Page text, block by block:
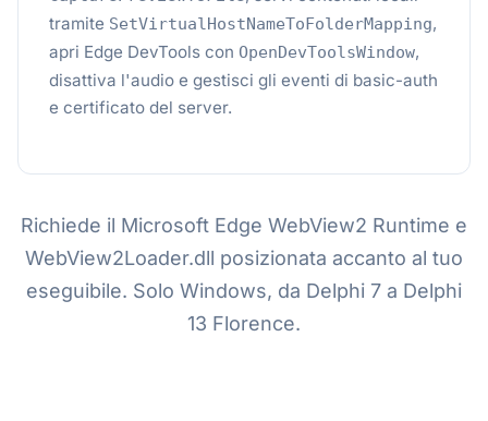
tramite SetVirtualHostNameToFolderMapping,
apri Edge DevTools con OpenDevToolsWindow,
disattiva l'audio e gestisci gli eventi di basic-auth
e certificato del server.
Richiede il Microsoft Edge WebView2 Runtime e
WebView2Loader.dll posizionata accanto al tuo
eseguibile. Solo Windows, da Delphi 7 a Delphi
13 Florence.